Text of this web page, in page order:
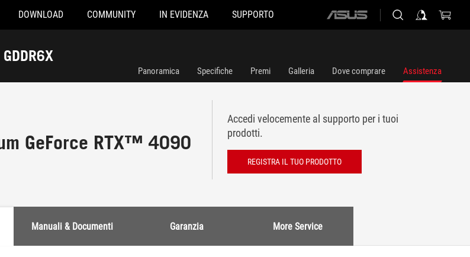
DOWNLOAD COMMUNITY IN EVIDENZA SUPPORTO
ASUS
Panoramica Specifiche Premi Galleria Dove comprare Assistenza
GeForce RTX™ 4090
Accedi velocemente al supporto per i tuoi
prodotti.
REGISTRA IL TUO PRODOTTO
Manuali & Documenti Garanzia More Service